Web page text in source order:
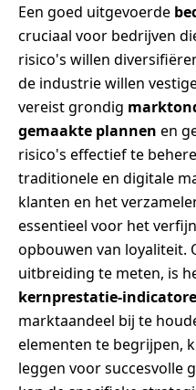
Een goed uitgevoerde
cruciaal voor bedrijven
risico's willen
de industrie willen
vereist grondig
gemaakte plannen en
risico's effectief te
traditionele en digitale
klanten en het
essentieel voor het
opbouwen van loyaliteit.
uitbreiding te meten, is
kernprestatie-
marktaandeel bij te
elementen te begrijpen,
leggen voor succesvolle